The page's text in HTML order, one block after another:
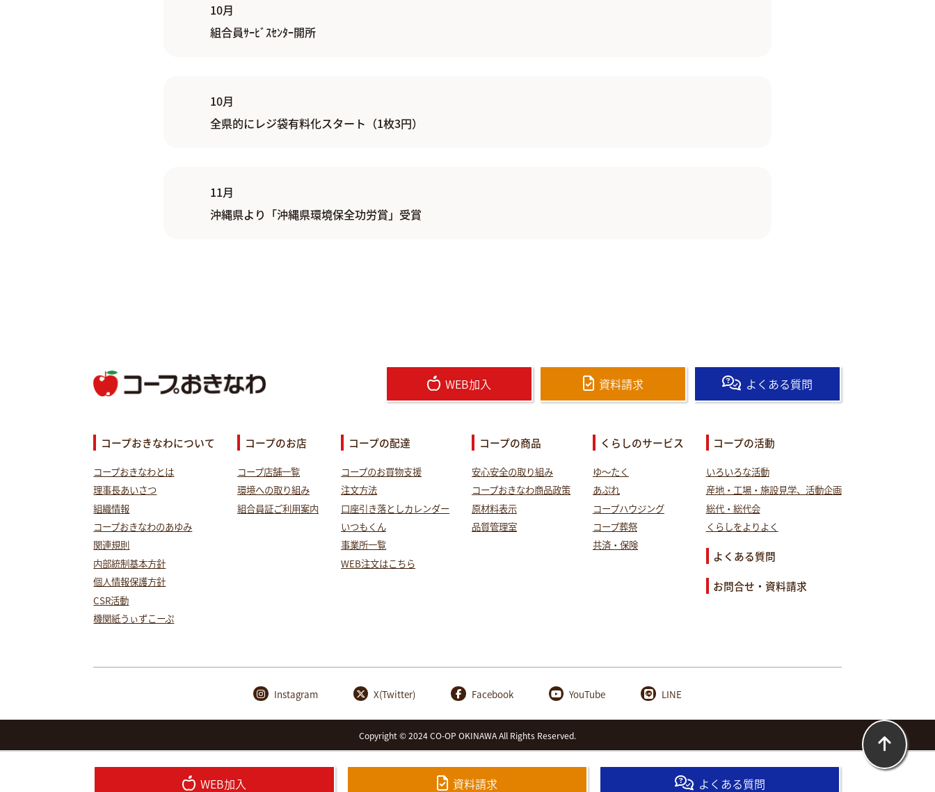
10月
組合員ｻｰﾋﾞｽｾﾝﾀｰ開所
10月
全県的にレジ袋有料化スタート（1枚3円）
11月
沖縄県より「沖縄県環境保全功労賞」受賞
WEB加入 資料請求 よくある質問
WEB加入 資料請求 よくある質問
コープおきなわについて
コープおきなわとは
理事長あいさつ
組織情報
コープおきなわのあゆみ
関連規則
内部統制基本方針
個人情報保護方針
CSR活動
機関紙うぃずこーぷ
コープのお店
コープ店舗一覧
環境への取り組み
組合員証ご利用案内
コープの配達
コープのお買物支援
注文方法
口座引き落としカレンダー
いつもくん
事業所一覧
WEB注文はこちら
コープの商品
安心安全の取り組み
コープおきなわ商品政策
原材料表示
品質管理室
くらしのサービス
ゆ～たく
あぷれ
コープハウジング
コープ葬祭
共済・保険
コープの活動
いろいろな活動
産地・工場・施設見学、活動企画
総代・総代会
くらしをよりよく
よくある質問
お問合せ・資料請求
Instagram X(Twitter) Facebook YouTube LINE
Copyright © 2024 CO-OP OKINAWA All Rights Reserved.